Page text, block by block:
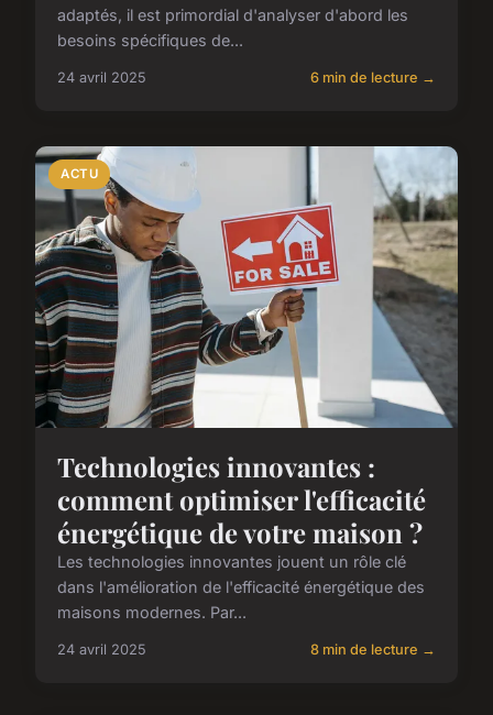
adaptés, il est primordial d'analyser d'abord les
besoins spécifiques de...
24 avril 2025 6 min de lecture →
ACTU
Technologies innovantes :
comment optimiser l'efficacité
énergétique de votre maison ?
Les technologies innovantes jouent un rôle clé
dans l'amélioration de l'efficacité énergétique des
maisons modernes. Par...
24 avril 2025 8 min de lecture →